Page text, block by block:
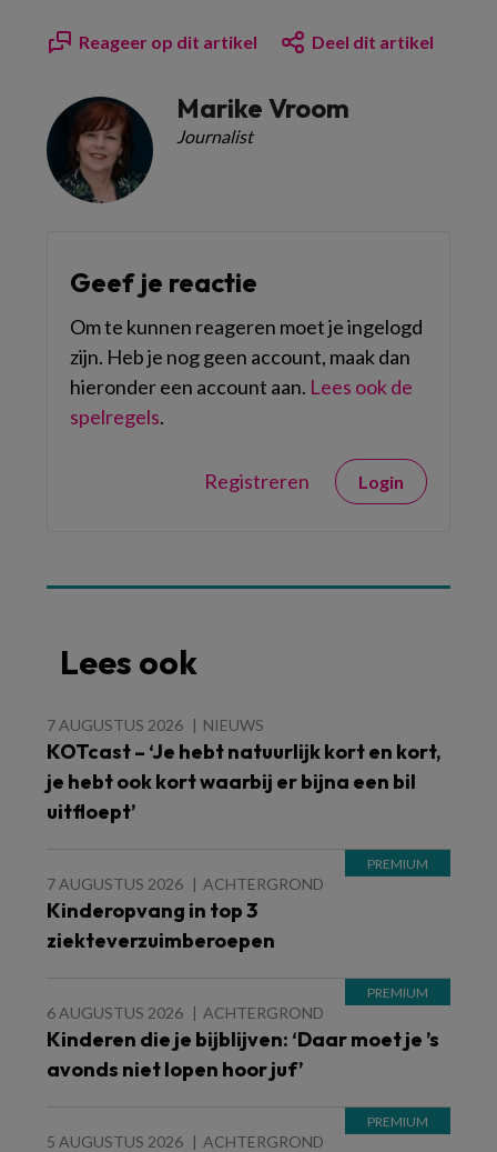
Reageer op dit artikel Deel dit artikel
Marike Vroom
Journalist
Geef je reactie
Om te kunnen reageren moet je ingelogd
zijn. Heb je nog geen account, maak dan
hieronder een account aan. Lees ook de
spelregels.
Registreren Login
Lees ook
7 AUGUSTUS 2026 NIEUWS
KOTcast – ‘Je hebt natuurlijk kort en kort,
je hebt ook kort waarbij er bijna een bil
uitfloept’
7 AUGUSTUS 2026 ACHTERGROND
Kinderopvang in top 3
ziekteverzuimberoepen
6 AUGUSTUS 2026 ACHTERGROND
Kinderen die je bijblijven: ‘Daar moet je ’s
avonds niet lopen hoor juf’
5 AUGUSTUS 2026 ACHTERGROND